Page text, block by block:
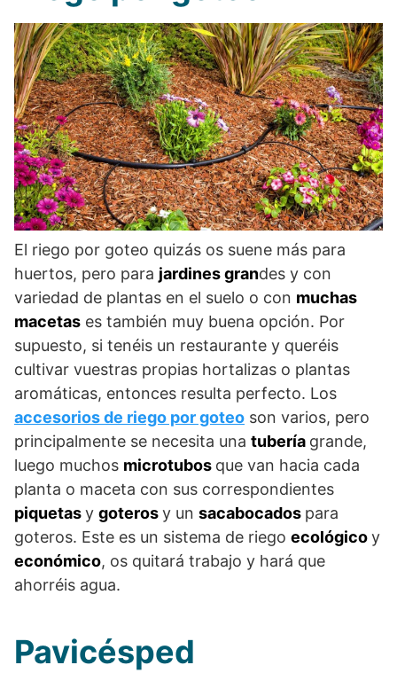
El riego por goteo quizás os suene más para
huertos, pero para jardines grandes y con
variedad de plantas en el suelo o con muchas
macetas es también muy buena opción. Por
supuesto, si tenéis un restaurante y queréis
cultivar vuestras propias hortalizas o plantas
aromáticas, entonces resulta perfecto. Los
accesorios de riego por goteo son varios, pero
principalmente se necesita una tubería grande,
luego muchos microtubos que van hacia cada
planta o maceta con sus correspondientes
piquetasy goterosy un sacabocados para
goteros. Este es un sistema de riego ecológicoy
económico, os quitará trabajo y hará que
ahorréis agua.
Pavicésped